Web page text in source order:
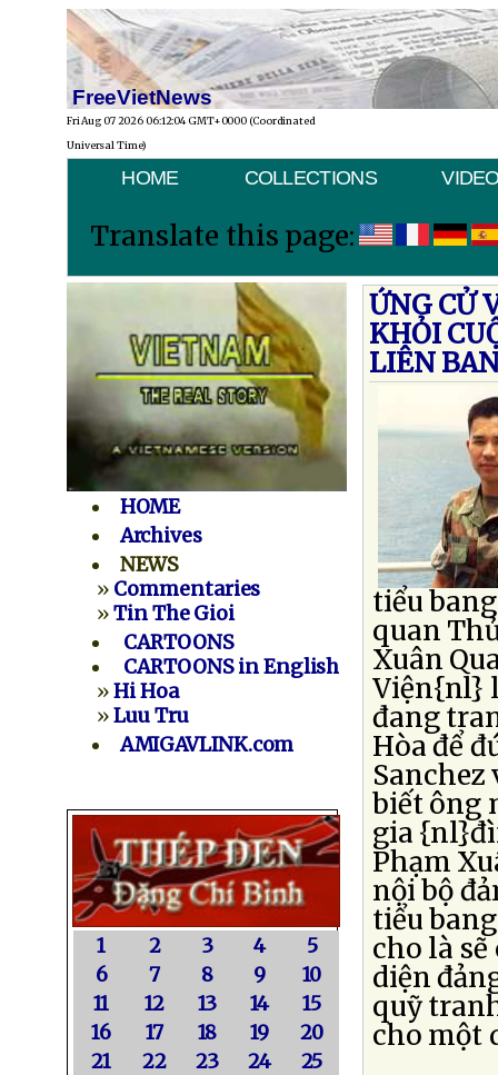
FreeVietNews
Fri Aug 07 2026 06:12:04 GMT+0000 (Coordinated
Universal Time)
HOME COLLECTIONS
Translate this page:
HOME
Archives
NEWS
» Commentaries
»Tin The Gioi
CARTOONS
CARTOONS in English
»Hi Hoa
»Luu Tru
AMIGAVLINK.com
1 2 3 4
5
6
7 8 9
10
11
12 13 14
15
16
17 18 19
20
21
22 23 24
25
ỨNG CỬ
KHỎI
LIÊN
tiểu
quan
Xuân
Viện{nl}
đang
Hòa để
Sanchez
biết ông
gia
Phạm
nội bộ
tiểu
cho là
diện
quỹ
cho một